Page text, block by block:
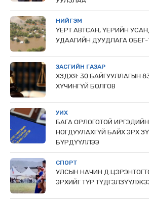
НИЙГЭМ
ҮЕРТ АВТСАН, ҮЕРИЙН
УДААГИЙН ДУУДЛАГА
ЗАСГИЙН ГАЗАР
ХЗДХЯ: 30 БАЙГУУЛЛАГЫН
ХҮЧИНГҮЙ БОЛГОВ
УИХ
БАГА ОРЛОГОТОЙ
НОГДУУЛАХГҮЙ БАЙХ ЭРХ
БҮРДҮҮЛЛЭЭ
СПОРТ
УЛСЫН НАЧИН
ЭРХИЙГ ТҮР